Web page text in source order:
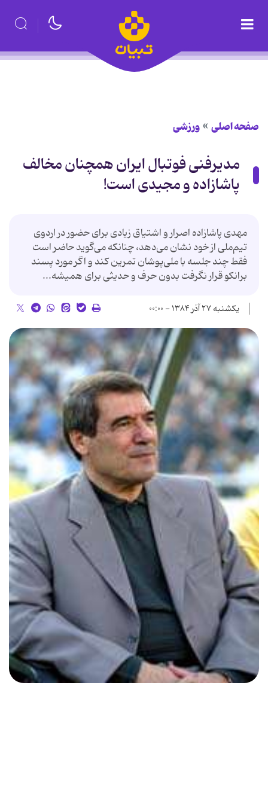
صفحه اصلی ورزشی
مدیرفنى‌ فوتبال ایران همچنان‌ مخالف‌
پاشازاده‌ و مجیدى‌ است!
مهدى‌ پاشازاده‌ اصرار و اشتیاق‌ زیادى‌ براى‌ حضور در اردوى‌
تیم‌ملى‌ از خود نشان‌ مى‌دهد، چنانکه‌ مى‌گوید حاضر است‌
فقط‌ چند جلسه‌ با ملى‌پوشان‌ تمرین‌ کند و اگر مورد پسند
برانکو قرار نگرفت‌ بدون‌ حرف‌ و حدیثى‌ براى‌ همیشه‌...
یکشنبه ۲۷ آذر ۱۳۸۴ - ۰۰:۰۰